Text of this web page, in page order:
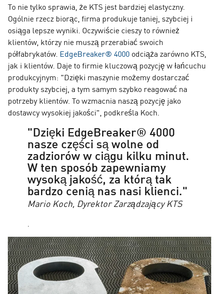
To nie tylko sprawia, że KTS jest bardziej elastyczny.
Ogólnie rzecz biorąc, firma produkuje taniej, szybciej i
osiąga lepsze wyniki. Oczywiście cieszy to również
klientów, którzy nie muszą przerabiać swoich
półfabrykatów. EdgeBreaker® 4000 odciąża zarówno KTS,
jak i klientów. Daje to firmie kluczową pozycję w łańcuchu
produkcyjnym: "Dzięki maszynie możemy dostarczać
produkty szybciej, a tym samym szybko reagować na
potrzeby klientów. To wzmacnia naszą pozycję jako
dostawcy wysokiej jakości", podkreśla Koch.
"Dzięki EdgeBreaker® 4000
nasze części są wolne od
zadziorów w ciągu kilku minut.
W ten sposób zapewniamy
wysoką jakość, za którą tak
bardzo cenią nas nasi klienci."
Mario Koch, Dyrektor Zarządzający KTS